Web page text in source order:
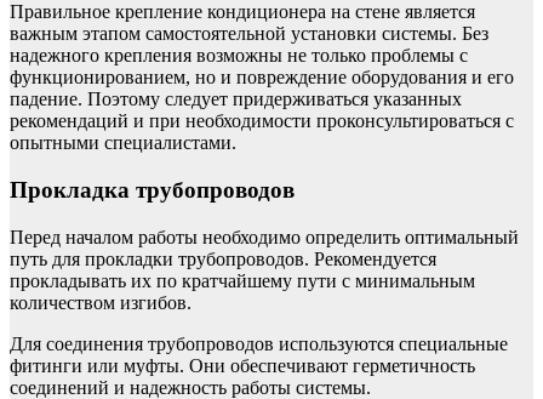
Правильное крепление кондиционера на стене является
важным этапом самостоятельной установки системы. Без
надежного крепления возможны не только проблемы с
функционированием, но и повреждение оборудования и его
падение. Поэтому следует придерживаться указанных
рекомендаций и при необходимости проконсультироваться с
опытными специалистами.
Прокладка трубопроводов
Перед началом работы необходимо определить оптимальный
путь для прокладки трубопроводов. Рекомендуется
прокладывать их по кратчайшему пути с минимальным
количеством изгибов.
Для соединения трубопроводов используются специальные
фитинги или муфты. Они обеспечивают герметичность
соединений и надежность работы системы.